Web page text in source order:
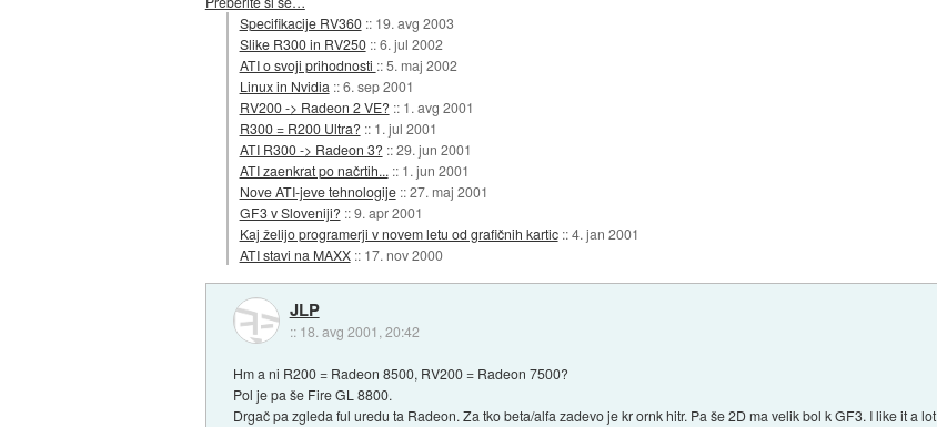
Specifikacije RV360 :: 19. avg 2003
Slike R300 in RV250 ::6. jul 2002
ATI o svoji prihodnosti ::5. maj 2002
Linux in Nvidia ::6. sep 2001
RV200 -> Radeon 2 VE? :: 1. avg 2001
R300 = R200 Ultra? :: 1. jul 2001
ATI R300 -> Radeon 3? ::29. jun 2001
ATI zaenkrat po načrtih... :: 1. jun 2001
Nove ATI-jeve tehnologije ::27. maj 2001
GF3 v Sloveniji? ::9. apr 2001
Kaj želijo programerji v novem letu od grafičnih kartic ::4. jan 2001
ATI stavi na MAXX :: 17. nov 2000
JLP
:: 18. avg 2001, 20:42
Hm a ni R200 = Radeon 8500, RV200 = Radeon 7500?
Pol je pa še Fire GL 8800.
Drgač pa zgleda ful uredu ta Radeon. Za tko beta/alfa zadevo je kr ornk hitr. Pa še 2D ma velik bol k GF3. I like it a